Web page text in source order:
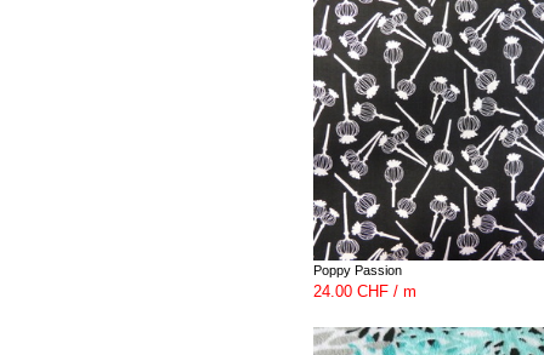
Poppy Passion
24.00 CHF / m